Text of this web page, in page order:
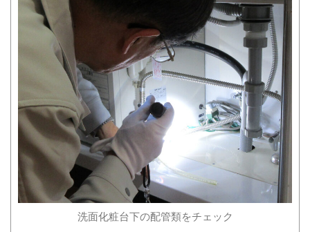
洗面化粧台下の配管類をチェック